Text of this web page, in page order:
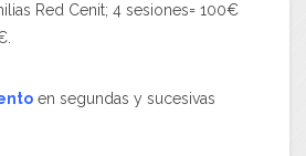
Red Cenit; 4 sesiones= 100€
en segundas y sucesivas